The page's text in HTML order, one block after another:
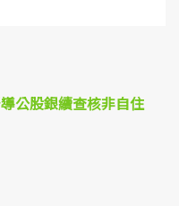
公股銀續查核非自住